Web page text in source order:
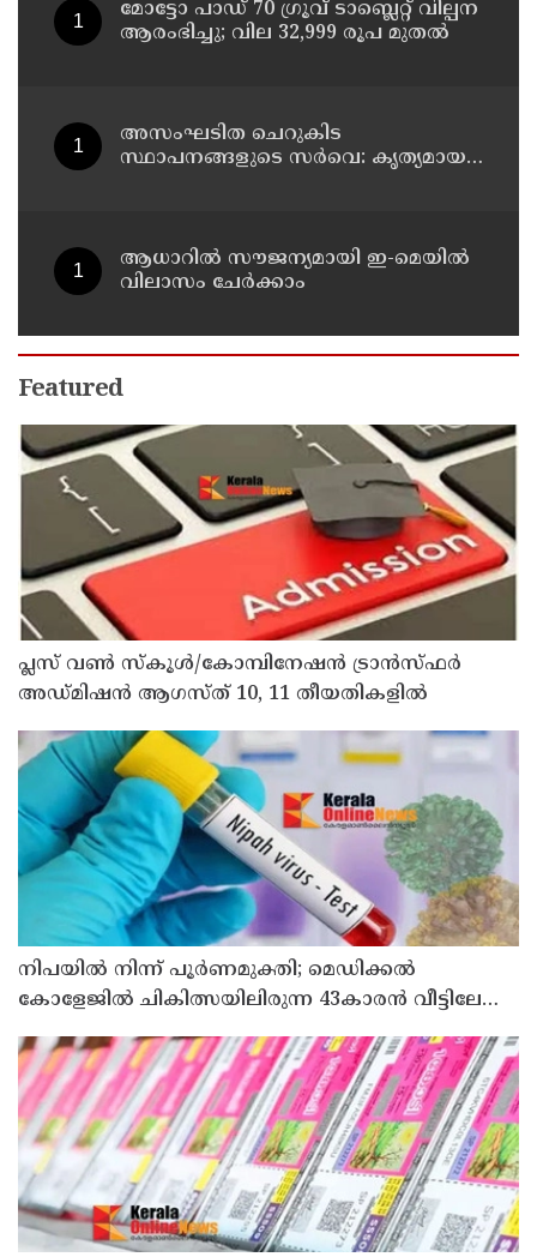
മോട്ടോ പാഡ് 70 ഗ്രൂവ് ടാബ്ലെറ്റ് വില്പന
ആരംഭിച്ചു; വില 32,999 രൂപ മുതൽ
അസംഘടിത ചെറുകിട
സ്ഥാപനങ്ങളുടെ സർവെ: കൃത്യമായ
ആധാറിൽ സൗജന്യമായി ഇ-മെയിൽ
വിലാസം ചേർക്കാം
Featured
പ്ലസ് വൺ സ്‌കൂൾ/കോമ്പിനേഷൻ ട്രാൻസ്ഫർ
അഡ്മിഷൻ ആഗസ്ത് 10, 11 തീയതികളിൽ
നിപയിൽ നിന്ന് പൂർണമുക്തി; മെഡിക്കൽ
കോളേജിൽ ചികിത്സയിലിരുന്ന 43കാരൻ വീട്ടിലേക്ക്